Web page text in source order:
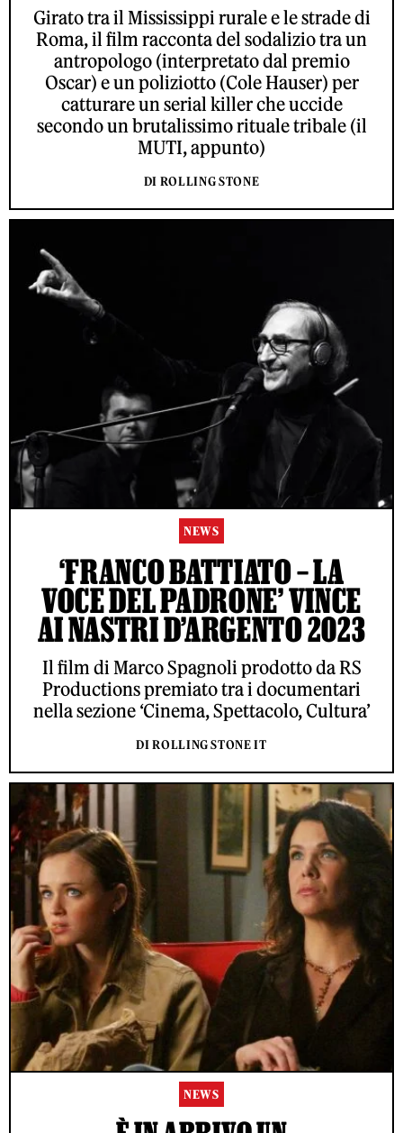
Girato tra il Mississippi rurale e le strade di
Roma, il film racconta del sodalizio tra un
antropologo (interpretato dal premio
Oscar) e un poliziotto (Cole Hauser) per
catturare un serial killer che uccide
secondo un brutalissimo rituale tribale (il
MUTI, appunto)
DI ROLLING STONE
NEWS
‘FRANCO BATTIATO – LA
VOCE DEL PADRONE’ VINCE
AI NASTRI D’ARGENTO 2023
Il film di Marco Spagnoli prodotto da RS
Productions premiato tra i documentari
nella sezione ‘Cinema, Spettacolo, Cultura’
DI ROLLING STONE IT
NEWS